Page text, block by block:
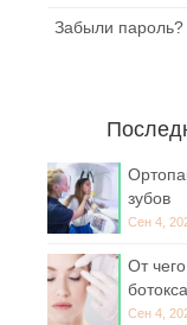
Забыли пароль?
зубов
Сен 4,
От
Сен 4,